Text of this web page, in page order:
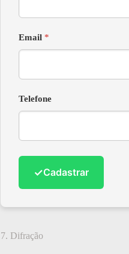
Email *
Telefone
✓Cadastrar
7. Difração